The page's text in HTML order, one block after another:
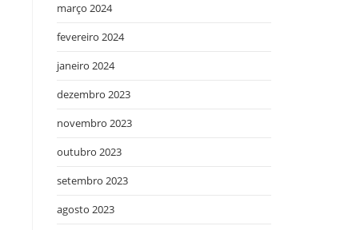
março 2024
fevereiro 2024
janeiro 2024
dezembro 2023
novembro 2023
outubro 2023
setembro 2023
agosto 2023